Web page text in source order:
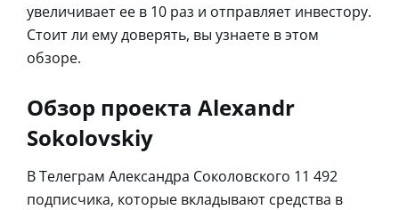
увеличивает ее в 10 раз и отправляет инвестору.
Стоит ли ему доверять, вы узнаете в этом
обзоре.
Обзор проекта Alexandr
Sokolovskiy
В Телеграм Александра Соколовского 11 492
подписчика, которые вкладывают средства в